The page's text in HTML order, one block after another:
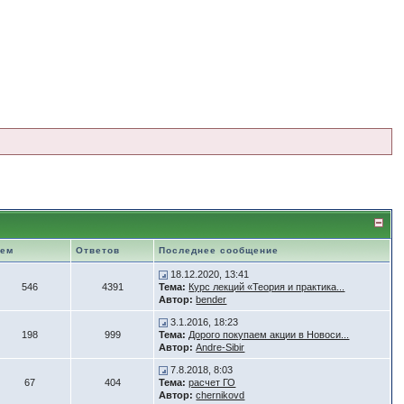
Ответов Последнее сообщение
546 4391
18.12.2020, 13:41
Тема: Курс лекций «Теория и практика...
Автор: bender
198 999
3.1.2016, 18:23
Тема: Дорого покупаем акции в Новоси...
Автор: Andre-Sibir
67 404
7.8.2018, 8:03
Тема: расчет ГО
Автор: chernikovd